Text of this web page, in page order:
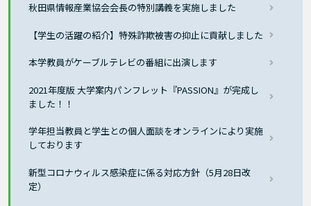
秋田県情報産業協会会長の特別講義を実施しました
【学生の活躍の紹介】特殊詐欺被害の抑止に貢献しました
本学教員がケーブルテレビの番組に出演します
2021年度版 大学案内パンフレット『PASSION』が完成し
ました！！
学年担当教員と学生との個人面談をオンラインにより実施
しております
新型コロナウィルス感染症に係る対応方針（5月28日改
定）